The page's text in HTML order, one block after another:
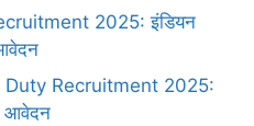
2025: इंडियन
Recruitment 2025:
आवेदन